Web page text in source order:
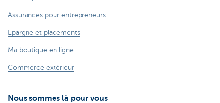
Assurances pour entrepreneurs
Epargne et placements
Ma boutique en ligne
Commerce extérieur
Nous sommes là pour vous